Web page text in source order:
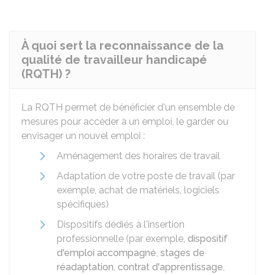
À quoi sert la reconnaissance de la
qualité de travailleur handicapé
(RQTH) ?
La RQTH permet de bénéficier d'un ensemble de
mesures pour accéder à un emploi, le garder ou
envisager un nouvel emploi :
Aménagement des horaires de travail
Adaptation de votre poste de travail (par
exemple, achat de matériels, logiciels
spécifiques)
Dispositifs dédiés à l'insertion
professionnelle (par exemple, dispositif
d'emploi accompagné, stages de
réadaptation, contrat d'apprentissage,